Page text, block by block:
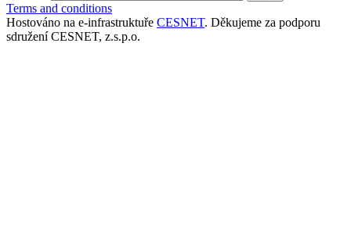
Terms and conditions
Hostováno na e-infrastruktuře CESNET. Děkujeme za podporu
sdružení CESNET, z.s.p.o.